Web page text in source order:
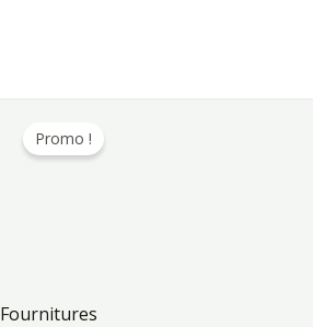
Promo !
Fournitures
prix
initial